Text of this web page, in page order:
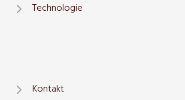
Technologie
Kontakt